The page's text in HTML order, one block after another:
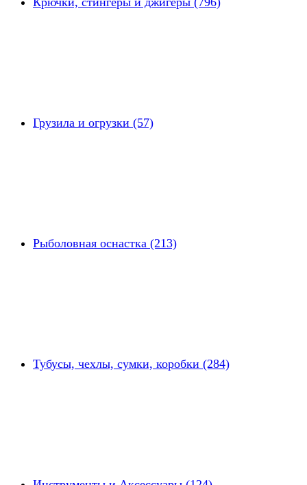
Грузила и огрузки (57)
Рыболовная оснастка (213)
Тубусы, чехлы, сумки, коробки (284)